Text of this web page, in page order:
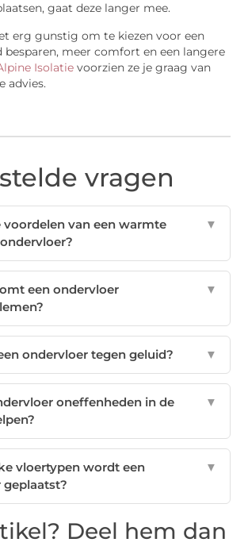
gaat deze langer mee.
erg gunstig om te kiezen voor een
besparen, meer comfort en een langere
Isolatie voorzien ze je graag van
advies.
vragen
voordelen van een warmte
▼
een ondervloer
▼
ondervloer tegen geluid? ▼
oneffenheden in de
▼
vloertypen wordt een
▼
Deel hem dan